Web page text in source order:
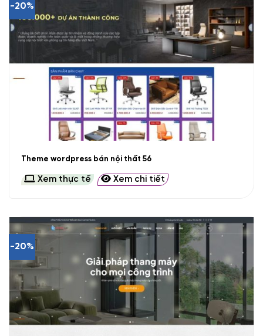
-20%
Theme wordpress bán nội thất 56
Xem thực tế Xem chi tiết
-20%